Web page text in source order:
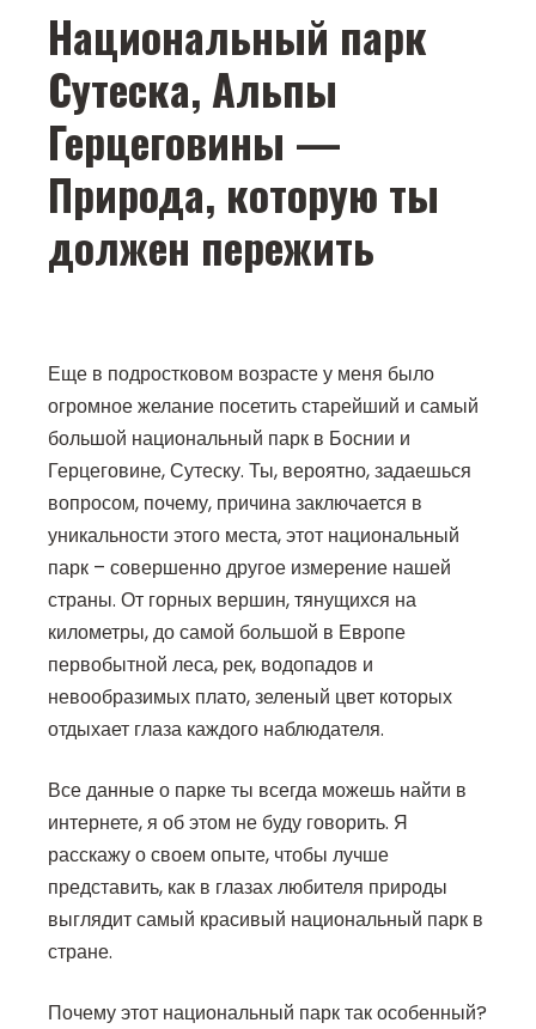
Национальный парк
Сутеска, Альпы
Герцеговины —
Природа, которую ты
должен пережить
Еще в подростковом возрасте у меня было
огромное желание посетить старейший и самый
большой национальный парк в Боснии и
Герцеговине, Сутеску. Ты, вероятно, задаешься
вопросом, почему, причина заключается в
уникальности этого места, этот национальный
парк – совершенно другое измерение нашей
страны. От горных вершин, тянущихся на
километры, до самой большой в Европе
первобытной леса, рек, водопадов и
невообразимых плато, зеленый цвет которых
отдыхает глаза каждого наблюдателя.
Все данные о парке ты всегда можешь найти в
интернете, я об этом не буду говорить. Я
расскажу о своем опыте, чтобы лучше
представить, как в глазах любителя природы
выглядит самый красивый национальный парк в
стране.
Почему этот национальный парк так особенный?